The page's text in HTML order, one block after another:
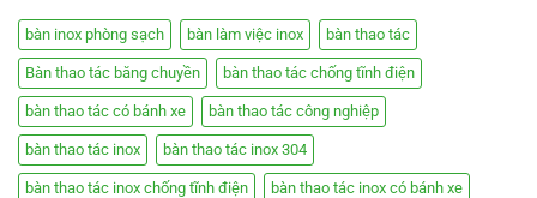
bàn inox phòng sạch bàn làm việc inox bàn thao tác
Bàn thao tác băng chuyền bàn thao tác chống tĩnh điện
bàn thao tác có bánh xe bàn thao tác công nghiệp
bàn thao tác inox bàn thao tác inox 304
bàn thao tác inox chống tĩnh điện bàn thao tác inox có bánh xe